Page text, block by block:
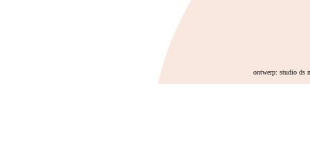
ontwerp: studio ds